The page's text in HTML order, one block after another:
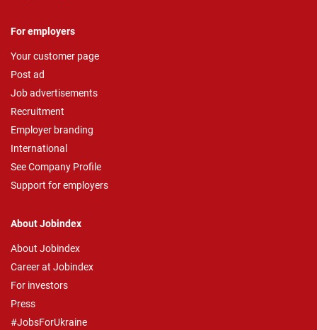
For employers
Your customer page
Post ad
Job advertisements
Recruitment
Employer branding
International
See Company Profile
Support for employers
About Jobindex
About Jobindex
Career at Jobindex
For investors
Press
#JobsForUkraine